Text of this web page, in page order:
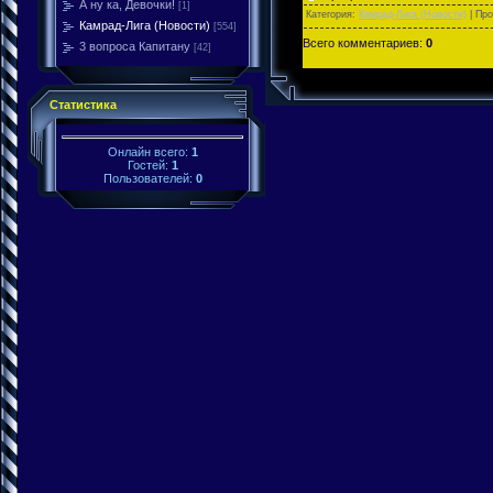
А ну ка, Девочки! [1]
Камрад-Лига (Новости) [554]
3 вопроса Капитану [42]
Статистика
Онлайн всего: 1
Гостей: 1
Пользователей: 0
Категория: Камрад-Лига (Новости) |
Всего комментариев: 0